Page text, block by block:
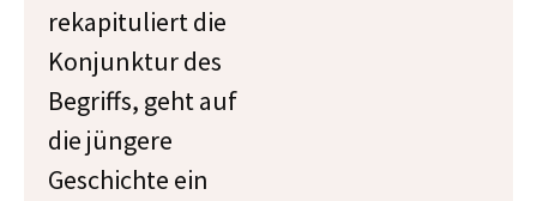
rekapituliert die
Konjunktur des
Begriffs, geht auf
die jüngere
Geschichte ein